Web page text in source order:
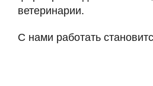
ветеринарии.
С нами работать